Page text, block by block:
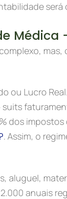
Médica
mas,
ou Lucro
dos impostos
. Assim, o
aluguel,
2.000 anuais